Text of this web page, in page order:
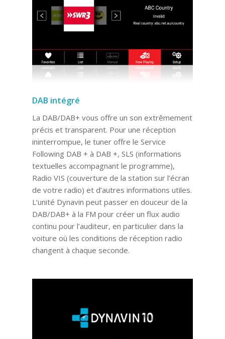
DAB intégré
La DAB/DAB+ vous offre un son extrêmement
précis et transparent. Pour une réception
ininterrompue, le tuner offre le Service
Following DAB + à DAB +, SLS (informations
textuelles accompagnant le programme),
Radio VIS (couverture de la station sur l’écran
de votre radio) et d’autres informations utiles.
L’unité Dynavin peut passer en douceur de la
DAB/DAB+ à la FM pour créer un flux audio
continu pour l’auditeur, en particulier dans la
voiture où les conditions de réception radio
changent à chaque seconde.